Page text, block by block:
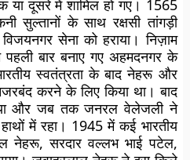
या दूसरे में शामिल हो गए। 1565
सुल्तानों के साथ रक्षसी तांगड़ी
सेना को हराया। निज़ाम
बार बनाए गए अहमदनगर के
स्वतंत्रता के बाद नेहरू और
नजरबंद करने के लिए किया था। बाद
और जब तक जनरल वेलेजली ने
में रहा। 1945 में कई भारतीय
नेहरू, सरदार वल्लभ भाई पटेल,